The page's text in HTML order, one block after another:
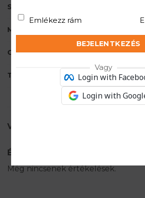
SÚLY
MÁRKA
CIKKSZÁM LS1666M
TECHNOLÓGIA Air Jet ,Merinó
VÉLEMÉNYEK (0)
Értékelések
Még nincsenek értékelések.
Emlékezz rám
BEJELENTKEZÉS
Vagy
Login with
Login with